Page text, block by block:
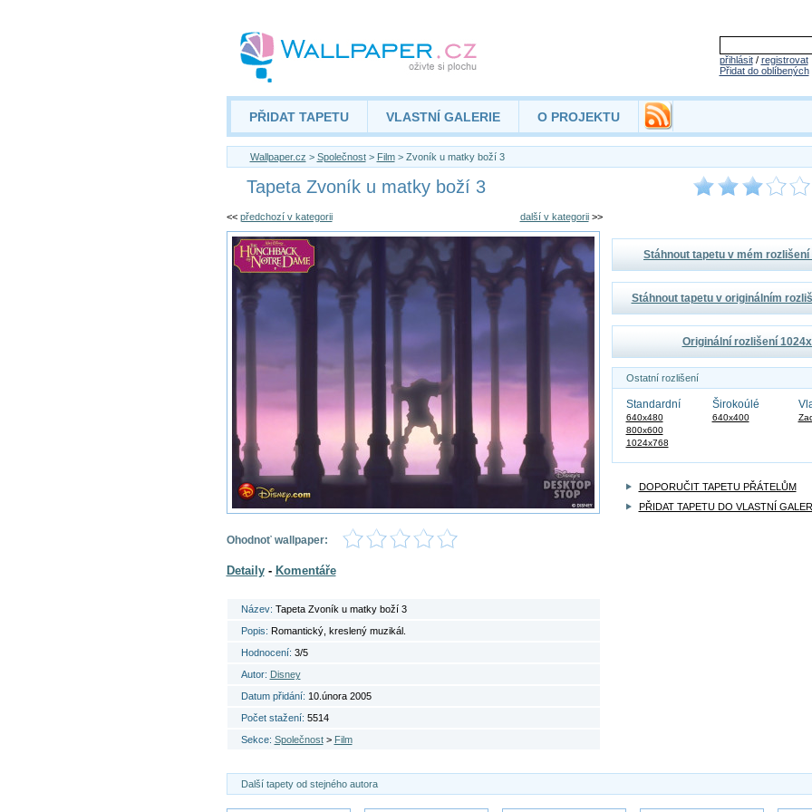
přihlásit/ registrovat
Přidat do oblíbených
PŘIDAT TAPETU VLASTNÍ GALERIE O PROJEKTU
Wallpaper.cz > Společnost> Film> Zvoník u matky boží 3
Tapeta Zvoník u matky boží 3
<< předchozí v kategorii další v kategorii>>
Ohodnoť wallpaper:
Detaily- Komentáře
Název: Tapeta Zvoník u matky boží 3
Popis: Romantický, kreslený muzikál.
Hodnocení: 3/5
Autor: Disney
Datum přidání: 10.února 2005
Počet stažení: 5514
Sekce: Společnost> Film
Stáhnout tapetu v mém rozlišení
Stáhnout tapetu v originálním
Originální rozlišení
Ostatní rozlišení
Standardní
640x480
800x600
1024x768
Širokoúlé
640x400
DOPORUČIT TAPETU PŘÁTELŮM
PŘIDAT TAPETU DO VLASTNÍ
Další tapety od stejného autora